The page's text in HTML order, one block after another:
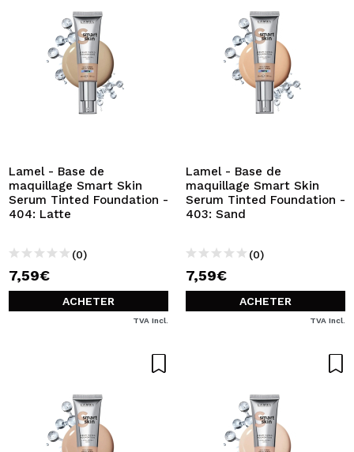
Lamel - Base de
maquillage Smart Skin
Serum Tinted Foundation -
404: Latte
(0)
7,59€
ACHETER
TVA Incl.
Lamel - Base de
maquillage Smart Skin
Serum Tinted Foundation -
403: Sand
(0)
7,59€
ACHETER
TVA Incl.